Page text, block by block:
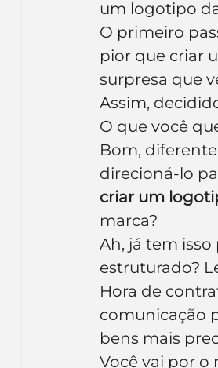
um logotipo
O primeiro
pior que criar
surpresa que
Assim,
O que você
Bom,
direcioná-lo
criar um
marca?
Ah, já tem
estruturado?
Hora de
comunicação
bens mais
Você vai por